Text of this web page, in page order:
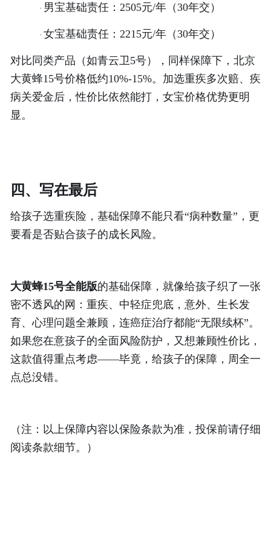
· 男宝基础责任： 2505元/年（30年交）
· 女宝基础责任： 2215元/年（30年交）
对比同类产品（如青云卫 5号），同样保障下，北京
大黄蜂15号价格低约10%-15%。加选重疾多次赔、疾
病关爱金后，性价比依然能打，女宝价格优势更明
显。
四、写在最后
给孩子选重疾险，基础保障不能只看“病种数量”，更
要看是否贴合孩子的成长风险。
大黄蜂15号全能版的基础保障，就像给孩子织了一张
密不透风的网：重疾、中轻症兜底，意外、生长发
育、心理问题全兼顾，连癌症治疗都能“无限续杯”。
如果您在意孩子的全面风险防护，又想兼顾性价比，
这款值得重点考虑——毕竟，给孩子的保障，周全一
点总没错。
（注：以上保障内容以保险条款为准，投保前请仔细
阅读条款细节。）